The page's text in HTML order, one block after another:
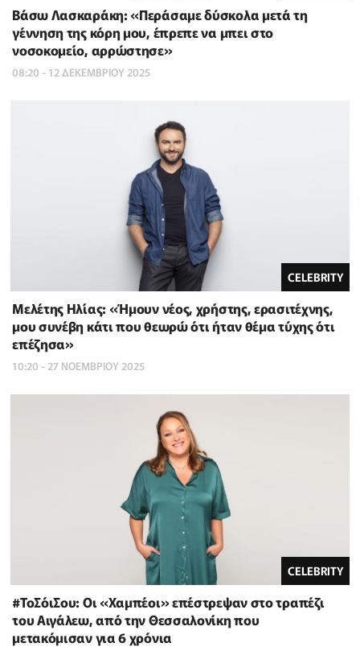
Βάσω Λασκαράκη: «Περάσαμε δύσκολα μετά τη
γέννηση της κόρη μου, έπρεπε να μπει στο
νοσοκομείο, αρρώστησε»
08:20 - 12 ΔΕΚΕΜΒΡΙΟΥ 2025
CELEBRITY
Μελέτης Ηλίας: «Ήμουν νέος, χρήστης, ερασιτέχνης,
μου συνέβη κάτι που θεωρώ ότι ήταν θέμα τύχης ότι
επέζησα»
10:20 - 27 ΝΟΕΜΒΡΙΟΥ 2025
CELEBRITY
#ΤοΣόιΣου: Οι «Χαμπέοι» επέστρεψαν στο τραπέζι
του Αιγάλεω, από την Θεσσαλονίκη που
μετακόμισαν για 6 χρόνια